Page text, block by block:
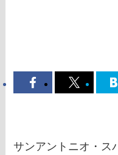
サンアントニオ・ス